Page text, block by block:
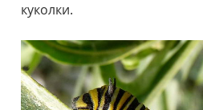
куколки.